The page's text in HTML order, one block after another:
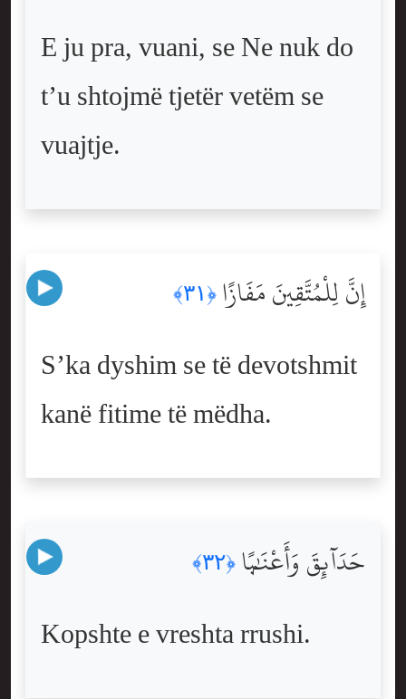
E ju pra, vuani, se Ne nuk do
t’u shtojmë tjetër vetëm se
vuajtje.
إِنَّ لِلْمُتَّقِينَ مَفَازًا ﴿٣١﴾
S’ka dyshim se të devotshmit
kanë fitime të mëdha.
حَدَآئِقَ وَأَعْنَٰبًۭا ﴿٣٢﴾
Kopshte e vreshta rrushi.